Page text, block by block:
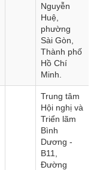
Nguyễn
Huệ,
phường
Sài Gòn,
Thành phố
Hồ Chí
Minh.
Trung tâm
Hội nghị và
Triển lãm
Bình
Dương -
B11,
Đường